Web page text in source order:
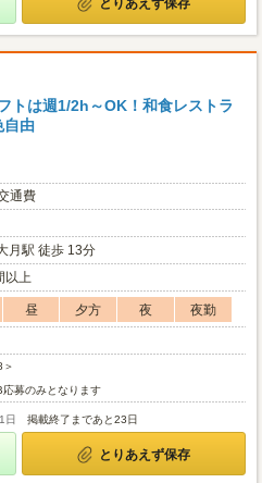
とりあえず保存
トは週1/2h～OK！和食レストラ
自由
通費
月駅 徒歩 13分
以上
昼 夕方 夜
夜勤
募のみとなります
日 掲載終了まであと23日
とりあえず保存